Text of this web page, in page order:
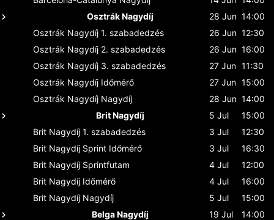
Osztrák Nagydíj
28 Jun 14:00
Osztrák Nagydíj 1. szabadedzés 26 Jun 12:30
Osztrák Nagydíj 2. szabadedzés 26 Jun 16:00
Osztrák Nagydíj 3. szabadedzés 27 Jun 11:30
Osztrák Nagydíj Időmérő 27 Jun 15:00
Osztrák Nagydíj Nagydíj 28 Jun 14:00
Brit Nagydíj
5 Jul
15:00
Brit Nagydíj 1. szabadedzés 3 Jul
12:30
Brit Nagydíj Sprint Időmérő 3 Jul
16:30
Brit Nagydíj Sprintfutam 4 Jul
12:00
Brit Nagydíj Időmérő 4 Jul
16:00
Brit Nagydíj Nagydíj 5 Jul
15:00
Belga Nagydíj
19 Jul
14:00